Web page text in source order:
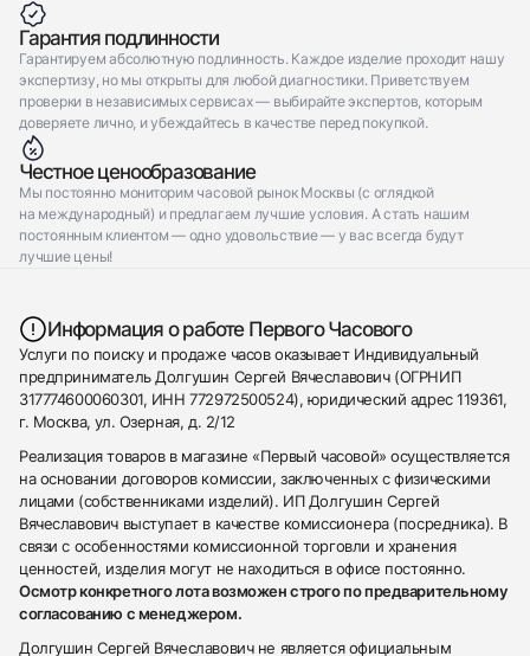
Гарантия подлинности
Гарантируем абсолютную подлинность. Каждое изделие проходит нашу
экспертизу, но мы открыты для любой диагностики. Приветствуем
проверки в независимых сервисах — выбирайте экспертов, которым
доверяете лично, и убеждайтесь в качестве перед покупкой.
Честное ценообразование
Мы постоянно мониторим часовой рынок Москвы (с оглядкой
на международный) и предлагаем лучшие условия. А стать нашим
постоянным клиентом — одно удовольствие — у вас всегда будут
лучшие цены!
Информация о работе Первого Часового
Услуги по поиску и продаже часов оказывает Индивидуальный
предприниматель Долгушин Сергей Вячеславович (ОГРНИП
317774600060301, ИНН 772972500524), юридический адрес 119361,
г. Москва, ул. Озерная, д. 2/12
Реализация товаров в магазине «Первый часовой» осуществляется
на основании договоров комиссии, заключенных с физическими
лицами (собственниками изделий). ИП Долгушин Сергей
Вячеславович выступает в качестве комиссионера (посредника). В
связи с особенностями комиссионной торговли и хранения
ценностей, изделия могут не находиться в офисе постоянно.
Осмотр конкретного лота возможен строго по предварительному
согласованию с менеджером.
Долгушин Сергей Вячеславович не является официальным